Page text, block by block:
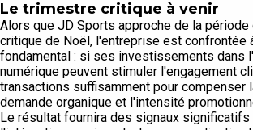
Le trimestre critique à venir
Alors que JD Sports approche de la
critique de Noël, l'entreprise est confrontée
fondamental : si ses investissements dans
numérique peuvent stimuler l'engagement
transactions suffisamment pour compenser
demande organique et l'intensité
Le résultat fournira des signaux significatifs